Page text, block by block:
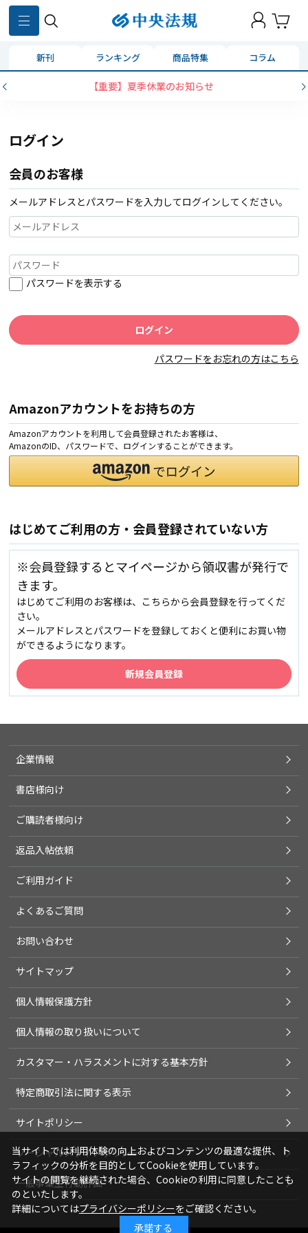
新刊 ランキング 商品特集 コラム
【重要】夏季休業のお知らせ
ログイン
会員のお客様
メールアドレスとパスワードを入力してログインしてください。
パスワードを表示する
パスワードをお忘れの方はこちら
Amazonアカウントをお持ちの方
Amazonアカウントを利用して会員登録されたお客様は、
AmazonのID、パスワードで、ログインすることができます。
はじめてご利用の方・会員登録されていない方
※会員登録するとマイページから領収書が発行で
きます。
はじめてご利用のお客様は、こちらから会員登録を行ってくだ
さい。
メールアドレスとパスワードを登録しておくと便利にお買い物
ができるようになります。
企業情報
書店様向け
ご購読者様向け
返品入帖依頼
ご利用ガイド
よくあるご質問
お問い合わせ
サイトマップ
個人情報保護方針
個人情報の取り扱いについて
カスタマー・ハラスメントに対する基本方針
特定商取引法に関する表示
サイトポリシー
ソーシャルメディアポリシー
一般事業主行動計画
当サイトでは利用体験の向上およびコンテンツの最適な提供、ト
ラフィックの分析を目的としてCookieを使用しています。
サイトの閲覧を継続された場合、Cookieの利用に同意したことも
のといたします。
詳細についてはプライバシーポリシーをご確認ください。
承諾する